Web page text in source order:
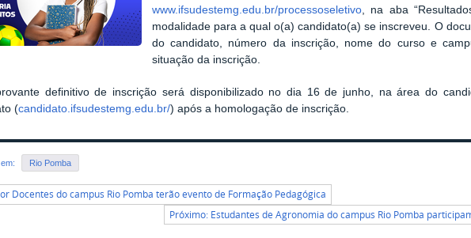
www.ifsudestemg.edu.br/processoseletivo, na aba
modalidade para a qual o(a) candidato(a) se inscreveu. O
do candidato, número da inscrição, nome do curso e
situação da inscrição.
definitivo de inscrição será disponibilizado no dia 16 de junho, na área do
(candidato.ifsudestemg.edu.br/) após a homologação de inscrição.
Rio Pomba
Docentes do campus Rio Pomba terão evento de Formação Pedagógica
Próximo: Estudantes de Agronomia do campus Rio Pomba